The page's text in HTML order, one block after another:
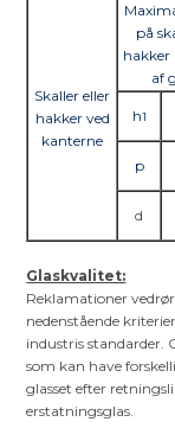
Skaller eller
hakker ved
kanterne
på
hakker
af
h1
p
d
Glaskvalitet:
Reklamationer
nedenstående
industris standarder.
som kan have
glasset efter
erstatningsglas.